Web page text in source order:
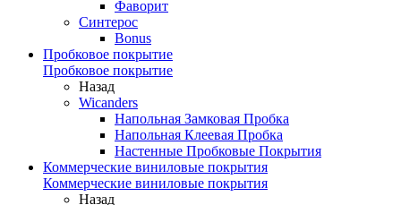
Фаворит
Синтерос
Bonus
Пробковое покрытие
Пробковое покрытие
Назад
Wicanders
Напольная Замковая Пробка
Напольная Клеевая Пробка
Настенные Пробковые Покрытия
Коммерческие виниловые покрытия
Коммерческие виниловые покрытия
Назад